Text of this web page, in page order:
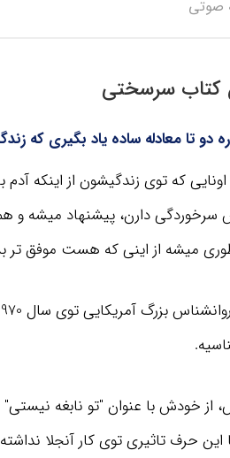
صوتی
کتاب سرسختی
دو تا معادله ساده یاد بگیری که
که توی زندگیشون از اینکه
دارن، پیشنهاد میشه و
میشه از اینی که هست موفق تر
از خودش با عنوان "تو نابغه
این حرف تاثیری توی کار آنجلا